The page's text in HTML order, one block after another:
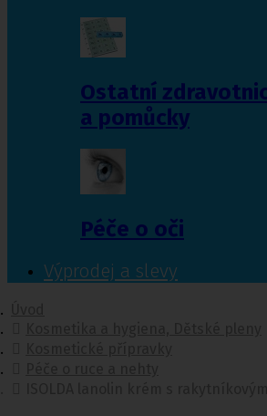
Ostatní
a pomůcky
Péče o oči
Výprodej a slevy